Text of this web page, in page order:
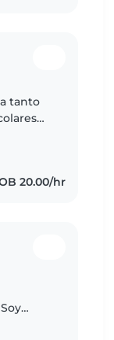
tanto
20.00/hr